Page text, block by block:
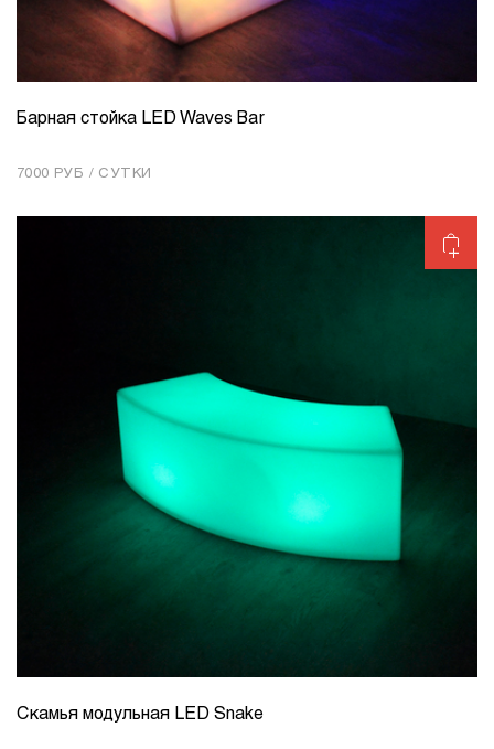
КОЛИЧЕСТВО 1
Барная стойка LED Waves Bar
7000 РУБ / СУТКИ
КОЛИЧЕСТВО 1
Скамья модульная LED Snake